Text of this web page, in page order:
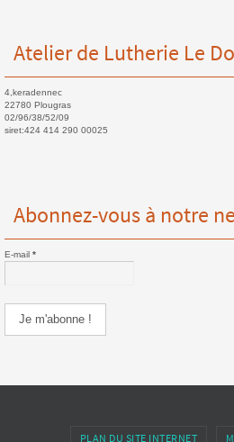
Atelier de Lutherie Le
4,keradennec
22780 Plougras
02/96/38/52/09
siret:424 414 290 00025
Abonnez-vous à notre
E-mail *
PLAN DU SITE INTERNET